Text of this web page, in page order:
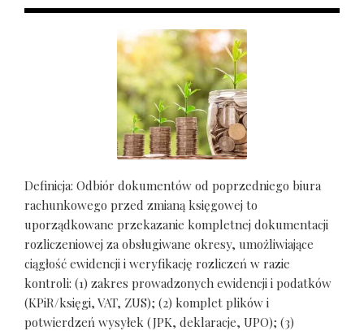
Definicja: Odbiór dokumentów od poprzedniego biura
rachunkowego przed zmianą księgowej to
uporządkowane przekazanie kompletnej dokumentacji
rozliczeniowej za obsługiwane okresy, umożliwiające
ciągłość ewidencji i weryfikację rozliczeń w razie
kontroli: (1) zakres prowadzonych ewidencji i podatków
(KPiR/księgi, VAT, ZUS); (2) komplet plików i
potwierdzeń wysyłek (JPK, deklaracje, UPO); (3)